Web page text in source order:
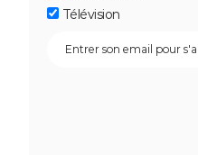
Télévision